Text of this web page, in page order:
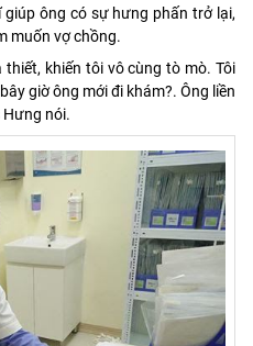
ông có sự hưng phấn trở lại,
muốn vợ chồng.
khiến tôi vô cùng tò mò. Tôi
giờ ông mới đi khám?. Ông liền
Hưng nói.